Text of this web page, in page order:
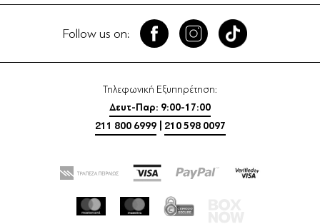
Follow us on:
Τηλεφωνική Εξυπηρέτηση:
Δευτ-Παρ: 9:00-17:00
211 800 6999
210 598 0097